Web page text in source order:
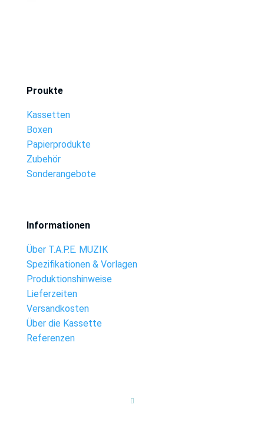
Proukte
Kassetten
Boxen
Papierprodukte
Zubehör
Sonderangebote
Informationen
Über T.A.P.E. MUZIK
Spezifikationen & Vorlagen
Produktionshinweise
Lieferzeiten
Versandkosten
Über die Kassette
Referenzen
